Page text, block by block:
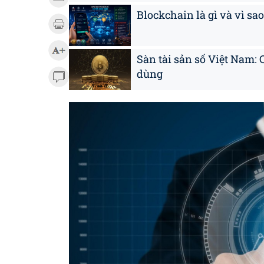
Blockchain là gì và vì
Sàn tài sản số Việt Nam:
dùng